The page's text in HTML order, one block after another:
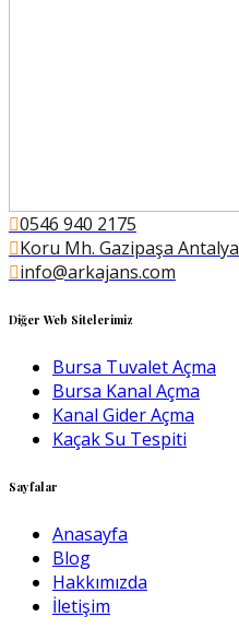
0546 940 2175
Koru Mh. Gazipaşa Antalya
info@arkajans.com
Diğer Web Sitelerimiz
Bursa Tuvalet Açma
Bursa Kanal Açma
Kanal Gider Açma
Kaçak Su Tespiti
Sayfalar
Anasayfa
Blog
Hakkımızda
İletişim